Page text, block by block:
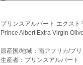
プリンスアルバート エクス
Prince Albert Extra Virgin
原産国/地域：南アフリカ/プ
生産者：プリンスアルバート